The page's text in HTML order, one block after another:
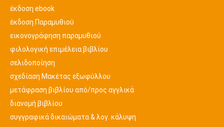
έκδοση ebook
έκδοση Παραμυθιού
εικονογράφηση παραμυθιού
φιλολογική επιμέλεια βιβλίου
σελιδοποίηση
σχεδίαση Μακέτας εξωφύλλου
μετάφραση βιβλίου από/προς αγγλικά
διανομή βιβλίου
συγγραφικά δικαιώματα & λογ. κάλυψη